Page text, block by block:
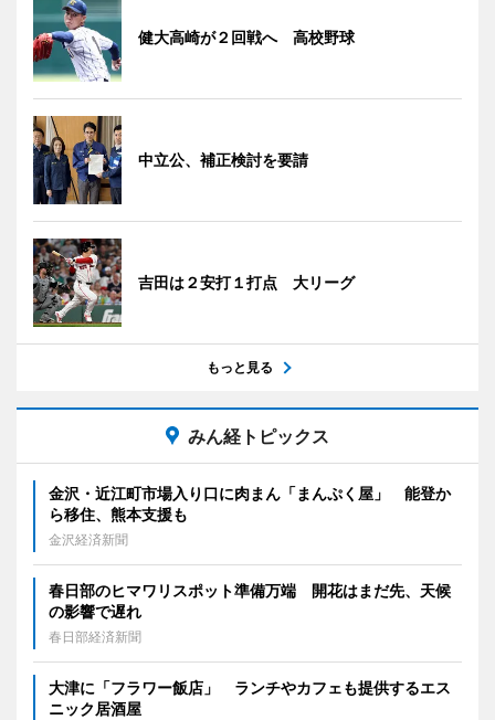
健大高崎が２回戦へ 高校野球
中立公、補正検討を要請
吉田は２安打１打点 大リーグ
もっと見る
みん経トピックス
金沢・近江町市場入り口に肉まん「まんぷく屋」 能登か
ら移住、熊本支援も
金沢経済新聞
春日部のヒマワリスポット準備万端 開花はまだ先、天候
の影響で遅れ
春日部経済新聞
大津に「フラワー飯店」 ランチやカフェも提供するエス
ニック居酒屋